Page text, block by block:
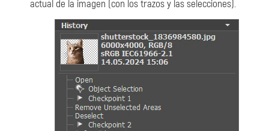
actual de la imagen (con los trazos y las selecciones).